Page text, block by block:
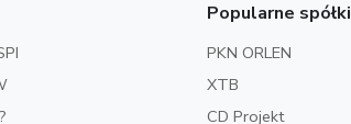
Popularne spółki
PKN ORLEN
XTB
CD Projekt